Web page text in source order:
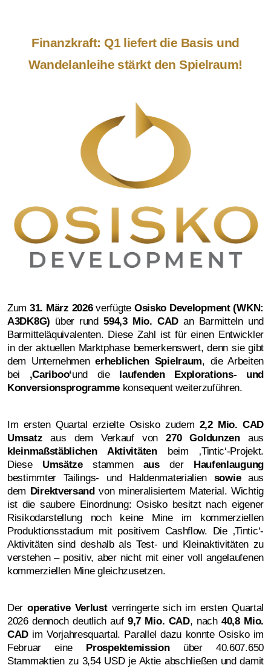
Finanzkraft: Q1 liefert die Basis und
Wandelanleihe stärkt den Spielraum!
Zum 31. März 2026verfügte Osisko Development (WKN:
A3DK8G) über rund594,3 Mio. CADan Barmitteln und
Barmitteläquivalenten. Diese Zahl ist für einen Entwickler
in der aktuellen Marktphase bemerkenswert, denn sie gibt
dem Unternehmenerheblichen Spielraum, die Arbeiten
bei ‚Cariboo‘und die laufenden Explorations- und
Konversionsprogramme konsequent weiterzuführen.
Im ersten Quartal erzielte Osisko zudem 2,2 Mio. CAD
Umsatz aus dem Verkauf von270 Goldunzen aus
kleinmaßstäblichen Aktivitätenbeim ‚Tintic‘-Projekt.
Diese Umsätzestammen ausder Haufenlaugung
bestimmter Tailings- und Haldenmaterialien sowieaus
dem Direktversandvon mineralisiertem Material. Wichtig
ist die saubere Einordnung: Osisko besitzt nach eigener
Risikodarstellung noch keine Mine im kommerziellen
Produktionsstadium mit positivem Cashflow. Die ‚Tintic‘-
Aktivitäten sind deshalb als Test- und Kleinaktivitäten zu
verstehen – positiv, aber nicht mit einer voll angelaufenen
kommerziellen Mine gleichzusetzen.
Deroperative Verlustverringerte sich im ersten Quartal
2026 dennoch deutlich auf 9,7 Mio. CAD, nach40,8 Mio.
CAD im Vorjahresquartal. Parallel dazu konnte Osisko im
Februar eine Prospektemissionüber 40.607.650
Stammaktien zu 3,54 USD je Aktie abschließen und damit